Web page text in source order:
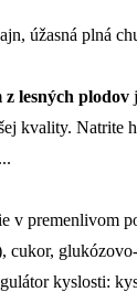
úžasná plná
lesných plodov
kvality. Natrite
v premenlivom
cukor,
kyslosti: